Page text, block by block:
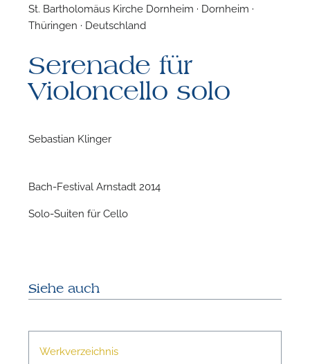
St. Bartholomäus Kirche Dornheim · Dornheim ·
Thüringen · Deutschland
Serenade für
Violoncello solo
Sebastian Klinger
Bach-Festival Arnstadt 2014
Solo-Suiten für Cello
Siehe auch
Werkverzeichnis